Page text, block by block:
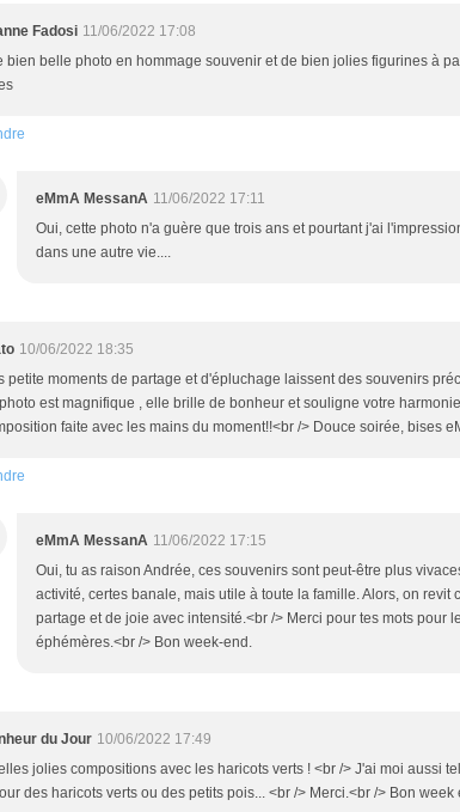
Fadosi 11/06/2022 17:08
bien belle photo en hommage souvenir et de bien jolies figurines à
eMmA MessanA 11/06/2022 17:11
Oui, cette photo n'a guère que trois ans et pourtant j'ai
dans une autre vie....
10/06/2022 18:35
petite moments de partage et d'épluchage laissent des souvenirs
est magnifique , elle brille de bonheur et souligne votre
faite avec les mains du moment!!<br /> Douce soirée, bises
eMmA MessanA 11/06/2022 17:15
Oui, tu as raison Andrée, ces souvenirs sont peut-être plus
activité, certes banale, mais utile à toute la famille. Alors, on revit
partage et de joie avec intensité.<br /> Merci pour tes mots pour
éphémères.<br /> Bon week-end.
du Jour 10/06/2022 17:49
jolies compositions avec les haricots verts ! <br /> J'ai moi aussi
des haricots verts ou des petits pois... <br /> Merci.<br /> Bon week